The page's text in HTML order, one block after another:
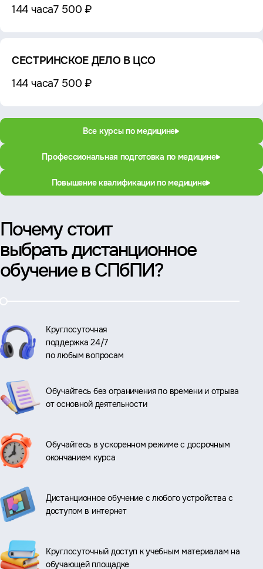
144 часа7 500 ₽
СЕСТРИНСКОЕ ДЕЛО В ЦСО
144 часа7 500 ₽
Все курсы по медицине
Профессиональная подготовка по медицине
Повышение квалификации по медицине
Почему стоит
выбрать дистанционное
обучение в СПбПИ?
Круглосуточная
поддержка 24/7
по любым вопросам
Обучайтесь без ограничения по времени и отрыва
от основной деятельности
Обучайтесь в ускоренном режиме с досрочным
окончанием курса
Дистанционное обучение с любого устройства с
доступом в интернет
Круглосуточный доступ к учебным материалам на
обучающей площадке